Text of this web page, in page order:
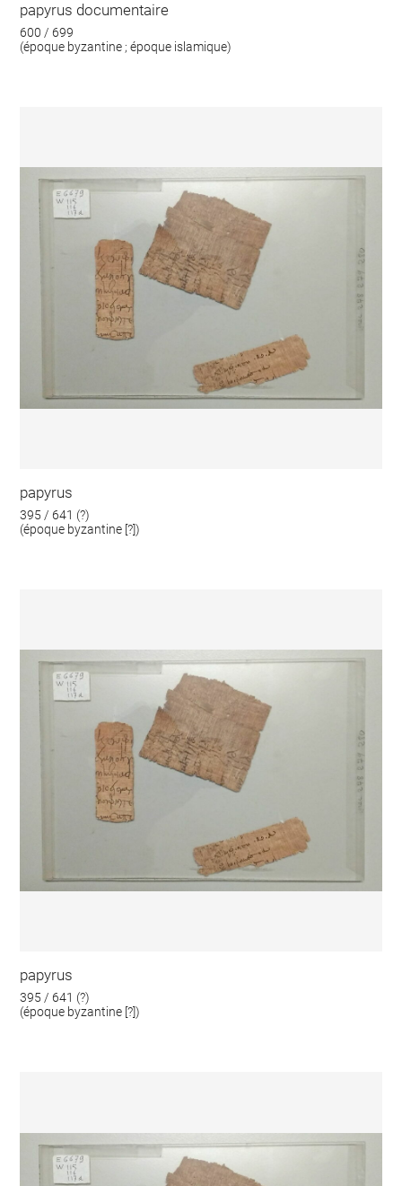
papyrus documentaire
600 / 699
(époque byzantine ; époque islamique)
papyrus
395 / 641 (?)
(époque byzantine [?])
papyrus
395 / 641 (?)
(époque byzantine [?])